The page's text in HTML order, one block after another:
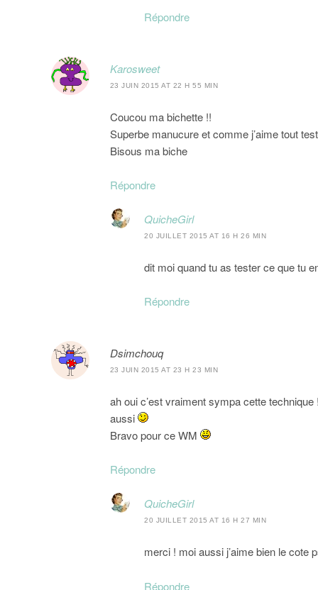
Répondre
Karosweet
23 JUIN 2015 AT 22 H 55 MIN
Coucou ma bichette !!
Superbe manucure et comme j’aime tout
Bisous ma biche
Répondre
QuicheGirl
20 JUILLET 2015 AT 16 H 26 MIN
dit moi quand tu as tester ce que tu
Répondre
Dsimchouq
23 JUIN 2015 AT 23 H 23 MIN
ah oui c’est vraiment sympa cette
aussi
Bravo pour ce WM
Répondre
QuicheGirl
20 JUILLET 2015 AT 16 H 27 MIN
merci ! moi aussi j’aime bien le cote
Répondre